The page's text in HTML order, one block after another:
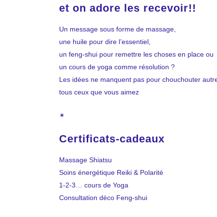
et on adore les recevoir!!
Un message sous forme de massage,
une huile pour dire l’essentiel,
un feng-shui pour remettre les choses en place ou
un cours de yoga comme résolution ?
Les idées ne manquent pas pour chouchouter
tous ceux que vous aimez
✶
Certificats-cadeaux
Massage Shiatsu
Soins énergétique Reiki & Polarité
1-2-3… cours de Yoga
Consultation déco Feng-shui